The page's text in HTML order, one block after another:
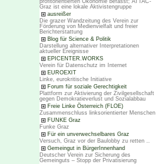
profitorientierten Ökonomie befasst; ATTAC-
Graz ist eine lokale Aktivistengruppe
ausreißer
Die grazer Wandzeitung des Verein zur
Förderung von Medienvielfalt und freier
Berichterstattung
Blog für Science & Politik
Darstellung alternativer Interpretationen
aktueller Ereignisse
EPICENTER.WORKS
Verein für Datenschutz im Internet
EUROEXIT
Linke, eurokritische Initiative
Forum für soziale Gerechtigkeit
Plattform zur Aktivierung der Zivilgesellschaft
gegen Demokratieverlust und Sozialabbau
Freie Linke Österreich (FLOE)
Zusammenschluss linksorientierter Menschen
FUNKE Graz
Funke Graz
Für ein unverwechselbares Graz
Versuch, Graz vor der Baulobby zu retten ..
Gemeingut in BürgerInnenhand
Deutscher Verein zur Sicherung des
Gemeinguts – Stopp der Privatisierung